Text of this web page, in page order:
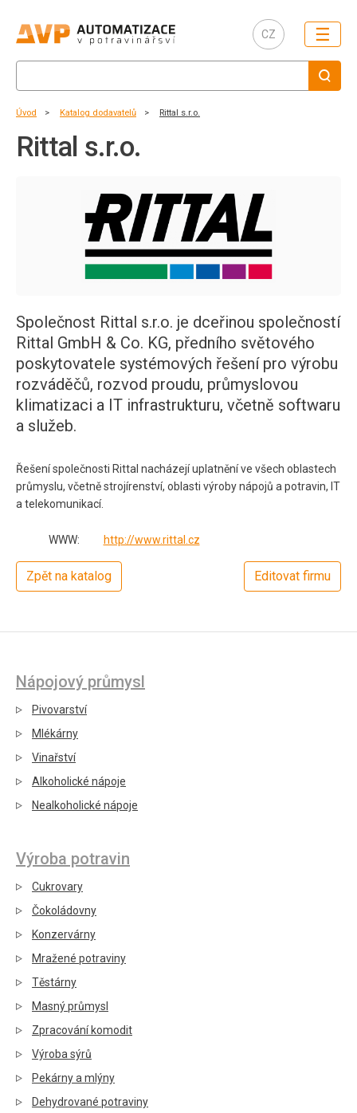
CZ ☰
Úvod Katalog dodavatelů Rittal s.r.o.
Rittal s.r.o.
Společnost Rittal s.r.o. je dceřinou společností
Rittal GmbH & Co. KG, předního světového
poskytovatele systémových řešení pro výrobu
rozváděčů, rozvod proudu, průmyslovou
klimatizaci a IT infrastrukturu, včetně softwaru
a služeb.
Řešení společnosti Rittal nacházejí uplatnění ve všech oblastech
průmyslu, včetně strojírenství, oblasti výroby nápojů a potravin, IT
a telekomunikací.
WWW: http://www.rittal.cz
Zpět na katalog Editovat firmu
Nápojový průmysl
Pivovarství
Mlékárny
Vinařství
Alkoholické nápoje
Nealkoholické nápoje
Výroba potravin
Cukrovary
Čokoládovny
Konzervárny
Mražené potraviny
Těstárny
Masný průmysl
Zpracování komodit
Výroba sýrů
Pekárny a mlýny
Dehydrované potraviny